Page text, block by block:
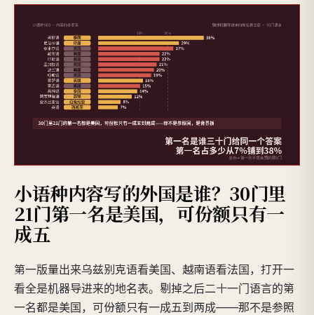
小语种内容写的外国是谁？30门里
21门第一名是美国，可份额只有一
成五
第一版量出来乌兹别克语看美国、越南语看法国，打开一
看全是机器导进来的地名表。剔掉之后二十一门语言的第
一名都是美国，可份额只有一成五到两成——那不是参照